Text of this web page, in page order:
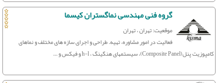
گروه فنی مهندسی نماگستران کیسما
موقعیت: تهران ، تهران
فعالیت در امور مشاوره، تهیه. طراحی و اجرای سازه های مختلف و نماهای
کامپوزیت پنل(Composite Panel)، سیستمهای هنگینگ ، h-l و فیکس و ...